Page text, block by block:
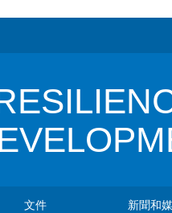
文件 新聞和